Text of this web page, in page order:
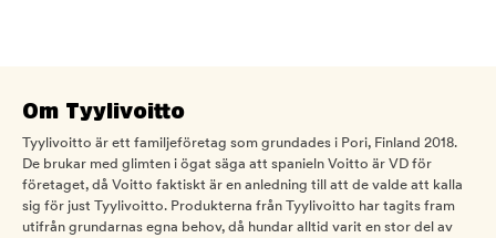
Om Tyylivoitto
Tyylivoitto är ett familjeföretag som grundades i Pori, Finland 2018.
De brukar med glimten i ögat säga att spanieln Voitto är VD för
företaget, då Voitto faktiskt är en anledning till att de valde att kalla
sig för just Tyylivoitto. Produkterna från Tyylivoitto har tagits fram
utifrån grundarnas egna behov, då hundar alltid varit en stor del av